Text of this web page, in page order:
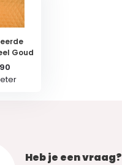
Goud
Heb je een vraag?